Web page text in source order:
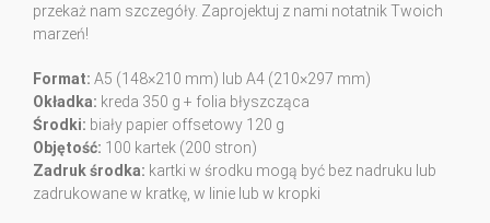
przekaż nam szczegóły. Zaprojektuj z nami notatnik Twoich
marzeń!
Format: A5 (148×210 mm) lub A4 (210×297 mm)
Okładka: kreda 350 g + folia błyszcząca
Środki: biały papier offsetowy 120 g
Objętość: 100 kartek (200 stron)
Zadruk środka: kartki w środku mogą być bez nadruku lub
zadrukowane w kratkę, w linie lub w kropki